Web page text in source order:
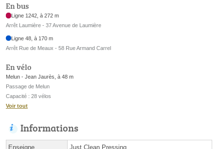
En bus
Ligne 1242, à 272 m
Arrêt Laumière - 37 Avenue de Laumière
Ligne 48, à 170 m
Arrêt Rue de Meaux - 58 Rue Armand Carrel
En vélo
Melun - Jean Jaurès, à 48 m
Passage de Melun
Capacité : 28 vélos
Voir tout
Informations
Enseigne Just Clean Pressing